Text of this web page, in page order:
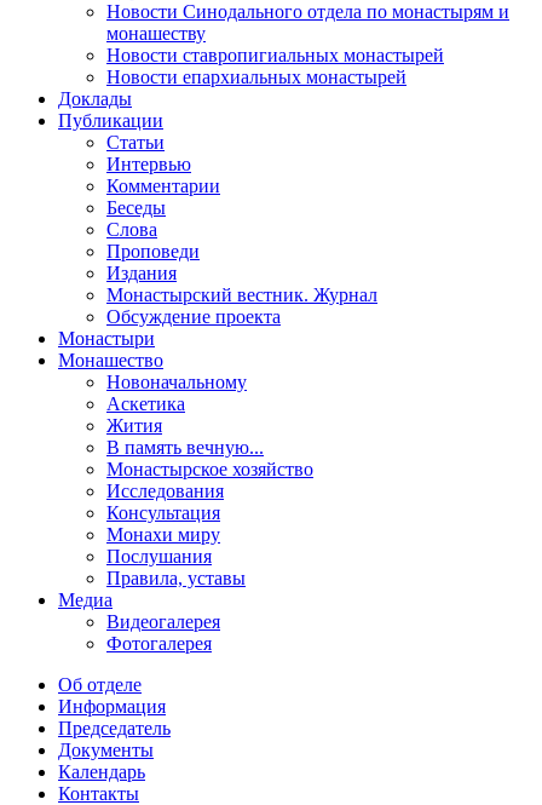
Новости Синодального отдела по монастырям и
монашеству
Новости ставропигиальных монастырей
Новости епархиальных монастырей
Доклады
Публикации
Статьи
Интервью
Комментарии
Беседы
Слова
Проповеди
Издания
Монастырский вестник. Журнал
Обсуждение проекта
Монастыри
Монашество
Новоначальному
Аскетика
Жития
В память вечную...
Монастырское хозяйство
Исследования
Консультация
Монахи миру
Послушания
Правила, уставы
Медиа
Видеогалерея
Фотогалерея
Об отделе
Информация
Председатель
Документы
Календарь
Контакты